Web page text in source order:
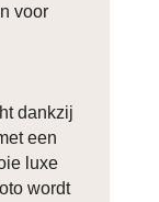
voor
dankzij
een
luxe
wordt